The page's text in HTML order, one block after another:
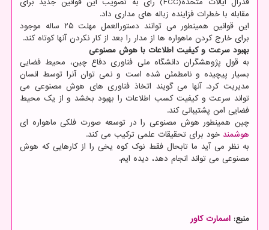
فدرال ایالات متحده(FCC) رای به تصویب این قوانین جدید برای
مقابله با خطرات فزاینده زباله های مداری داد.
این قوانین همینطور می توانند دستورالعمل مهلت ۲۵ ساله موجود
برای خارج کردن ماهواره ها از مدار را بعد از کار نکردن آنها کوتاه کند.
بهبود سرعت و کیفیت اطلاعات با هوش مصنوعی
به قول پژوهشگران دانشگاه ملی فناوری دفاع چین، محیط فضایی
بسیار پیچیده و نامطمئن شده است و نمی توان آنرا توسط انسان
مدیریت کرد. آنها می گویند اتخاذ فناوری های هوش مصنوعی می
تواند سرعت و کیفیت کسب اطلاعات را بهبود بخشد و از یک محیط
فضایی امن پشتیبانی کند.
چین همینطور هوش مصنوعی را در توسعه صورت فلکی ماهواره ای
هوشمند خود برای تحقیقات علمی ترکیب می کند.
به نظر می آید ما تابحال فقط نوک کوه یخی را از کارهایی که هوش
مصنوعی می تواند انجام دهد، دیده ایم.
منبع: اسمارت كاور